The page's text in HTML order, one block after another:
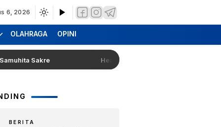
6, 2026
OLAHRAGA OPINI
Sakre Hearing Warga Dara Kunci Ke Pendopo
BERITA